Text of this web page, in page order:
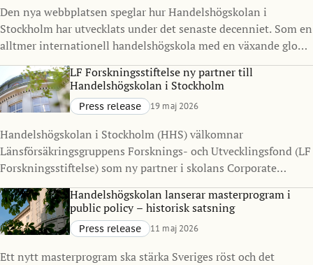
Den nya webbplatsen speglar hur Handelshögskolan i
Stockholm har utvecklats under det senaste decenniet. Som en
alltmer internationell handelshögskola med en växande global
gemenskap ville vi skapa en digital närvaro som bättre
representerar vilka vi är idag och vart vi är på väg.
LF Forskningsstiftelse ny partner till
Handelshögskolan i Stockholm
Press release 19 maj 2026
Handelshögskolan i Stockholm (HHS) välkomnar
Länsförsäkringsgruppens Forsknings- och Utvecklingsfond (LF
Forskningsstiftelse) som ny partner i skolans Corporate
Partnership Program. Samarbetet syftar till att stärka
kopplingen mellan akademi och näringsliv, med särskilt fokus
på finans, resiliens och samhällelig stabilitet i en tid präglad
av ökad komplexitet.
Handelshögskolan lanserar masterprogram i
public policy – historisk satsning
Press release 11 maj 2026
Ett nytt masterprogram ska stärka Sveriges röst och det